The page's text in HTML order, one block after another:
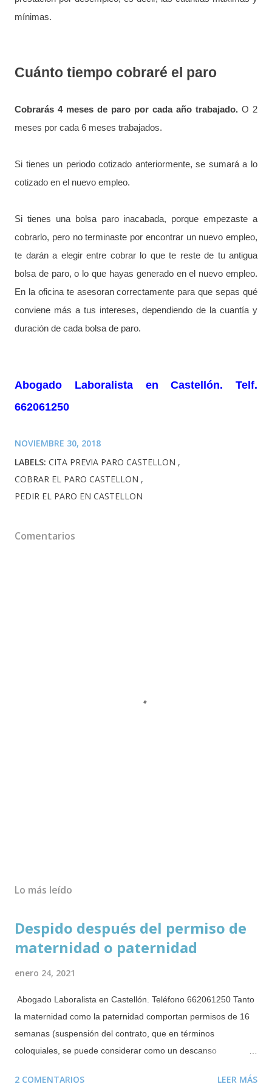
mínimas.
Cuánto tiempo cobraré el paro
Cobrarás 4 meses de paro por cada año trabajado. O 2
meses por cada 6 meses trabajados.
Si tienes un periodo cotizado anteriormente, se sumará a lo
cotizado en el nuevo empleo.
Si tienes una bolsa paro inacabada, porque empezaste a
cobrarlo, pero no terminaste por encontrar un nuevo empleo,
te darán a elegir entre cobrar lo que te reste de tu antigua
bolsa de paro, o lo que hayas generado en el nuevo empleo.
En la oficina te asesoran correctamente para que sepas qué
conviene más a tus intereses, dependiendo de la cuantía y
duración de cada bolsa de paro.
Abogado Laboralista en Castellón. Telf.
662061250
NOVIEMBRE 30, 2018
LABELS: CITA PREVIA PARO CASTELLON
COBRAR EL PARO CASTELLON
PEDIR EL PARO EN CASTELLON
Comentarios
Lo más leído
Despido después del permiso de
maternidad o paternidad
enero 24, 2021
Abogado Laboralista en Castellón. Teléfono 662061250 Tanto
la maternidad como la paternidad comportan permisos de 16
semanas (suspensión del contrato, que en términos
coloquiales, se puede considerar como un descanso
obligatorio de 6 semanas tras el parto, adopción o resolución
2 COMENTARIOS LEER MÁS